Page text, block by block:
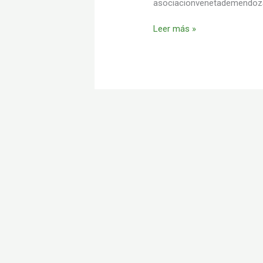
Leer más »